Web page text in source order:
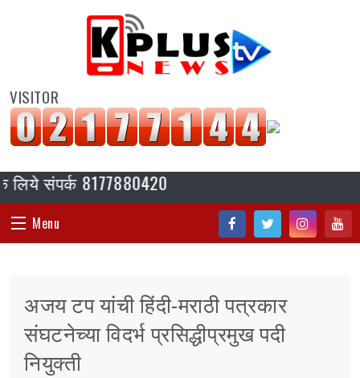
VISITOR
संपर्क 8177880420
Menu
ok
संपादकीय
जॉब/ नोकरी
अजय टप यांची हिंदी-मराठी पत्रकार
संघटनेच्या विदर्भ प्रसिद्धीप्रमुख पदी
नियुक्ती